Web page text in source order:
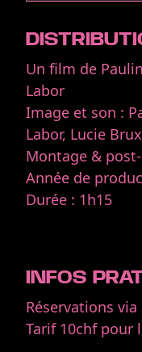
Un film de
Labor
Image et son :
Labor, Lucie
Montage &
Année de
Durée : 1h15
INFOS
Réservations
Tarif 10chf pour